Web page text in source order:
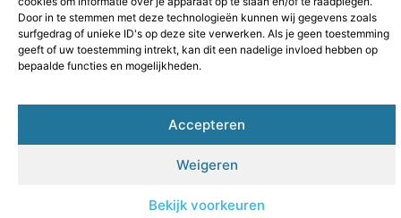
Door in te stemmen met deze technologieën kunnen wij gegevens zoals
surfgedrag of unieke ID's op deze site verwerken. Als je geen toestemming
geeft of uw toestemming intrekt, kan dit een nadelige invloed hebben op
bepaalde functies en mogelijkheden.
Accepteren
Weigeren
Bekijk voorkeuren
Goede backlinks kopen: de sleutel tot een sterke online autoriteit
Geld verdienen op internet: jouw weg naar financiële vrijheid
All Rights Reserved © 2025
www.hothouse.be